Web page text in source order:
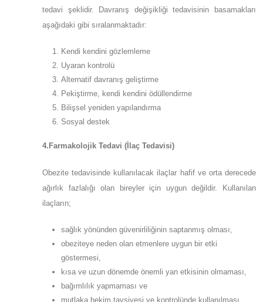
tedavi şeklidir. Davranış değişikliği tedavisinin basamakları
aşağıdaki gibi sıralanmaktadır:
Kendi kendini gözlemleme
Uyaran kontrolü
Alternatif davranış geliştirme
Pekiştirme, kendi kendini ödüllendirme
Bilişsel yeniden yapılandırma
Sosyal destek
4.Farmakolojik Tedavi (İlaç Tedavisi)
Obezite tedavisinde kullanılacak ilaçlar hafif ve orta derecede
ağırlık fazlalığı olan bireyler için uygun değildir. Kullanılan
ilaçların;
sağlık yönünden güvenirliliğinin saptanmış olması,
obeziteye neden olan etmenlere uygun bir etki
göstermesi,
kısa ve uzun dönemde önemli yan etkisinin olmaması,
bağımlılık yapmaması ve
mutlaka hekim tavsiyesi ve kontrolünde kullanılması